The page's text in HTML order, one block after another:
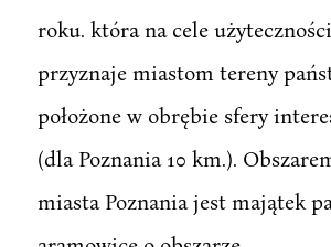
roku. która na cele
przyznaje miastom tereny
położone w obrębie sfery
(dla Poznania 10 km.).
miasta Poznania jest majątek